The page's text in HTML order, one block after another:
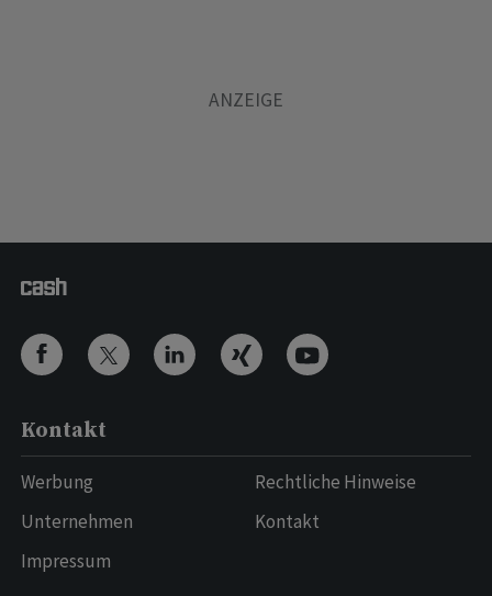
Kontakt
Werbung
Unternehmen
Impressum
Rechtliche Hinweise
Kontakt